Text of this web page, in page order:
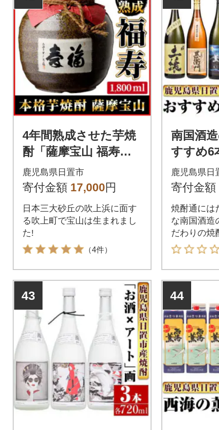
4年間熟成させた芋焼
酎「薩摩宝山 福寿」
【西酒造】
鹿児島県日置市
寄付金額 17,000円
日本三大砂丘の吹上浜に面す
る吹上町で宝山は生まれまし
た!
（4件）
南国酒
すすめ6
(6銘柄
計6本)
鹿児島県日
寄付金額
焼酎通には
な南国酒造
だわりの焼
43 44